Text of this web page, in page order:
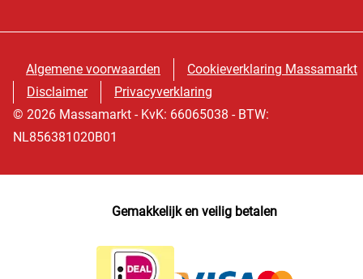
Algemene voorwaarden
Cookieverklaring Massamarkt
Disclaimer
Privacyverklaring
© 2026 Massamarkt - KvK: 66065038 - BTW:
NL856381020B01
Gemakkelijk en veilig betalen